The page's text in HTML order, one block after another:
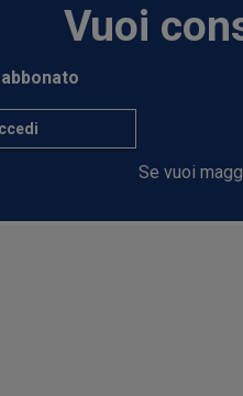
Vuoi
Se vuoi